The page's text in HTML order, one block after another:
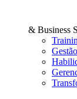
& Business